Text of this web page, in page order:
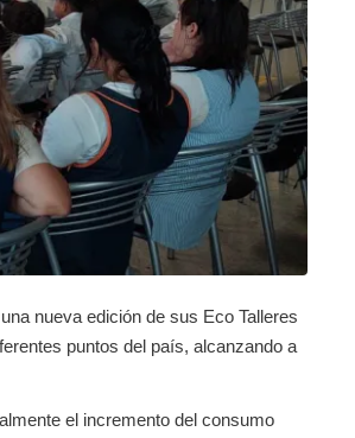
nueva edición de sus Eco Talleres
puntos del país, alcanzando a
el incremento del consumo